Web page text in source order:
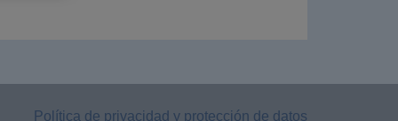
Política de privacidad y protección de datos